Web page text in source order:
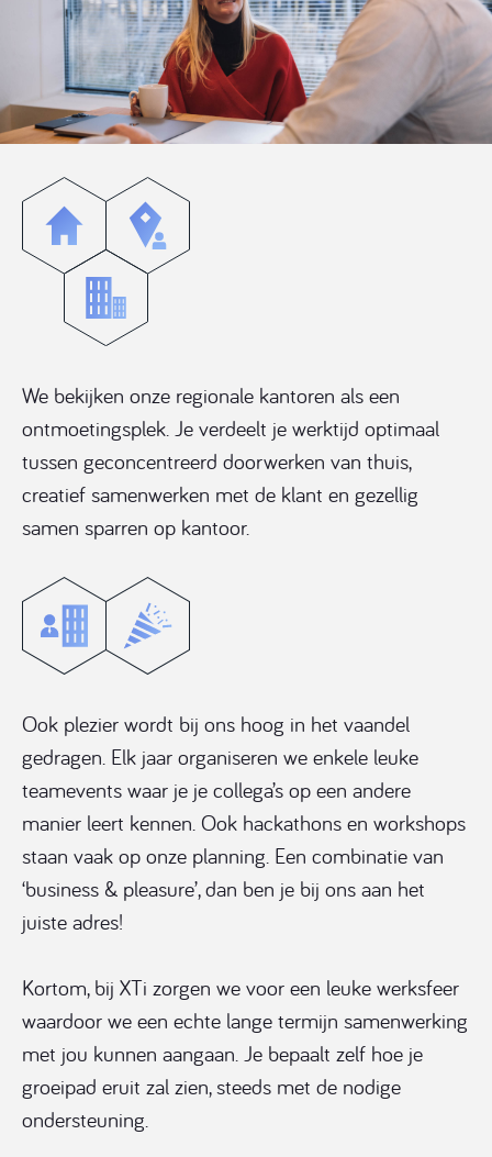
We bekijken onze regionale kantoren als een
ontmoetingsplek. Je verdeelt je werktijd optimaal
tussen geconcentreerd doorwerken van thuis,
creatief samenwerken met de klant en gezellig
samen sparren op kantoor.
Ook plezier wordt bij ons hoog in het vaandel
gedragen. Elk jaar organiseren we enkele leuke
teamevents waar je je collega’s op een andere
manier leert kennen. Ook hackathons en workshops
staan vaak op onze planning. Een combinatie van
‘business & pleasure’, dan ben je bij ons aan het
juiste adres!
Kortom, bij XTi zorgen we voor een leuke werksfeer
waardoor we een echte lange termijn samenwerking
met jou kunnen aangaan. Je bepaalt zelf hoe je
groeipad eruit zal zien, steeds met de nodige
ondersteuning.